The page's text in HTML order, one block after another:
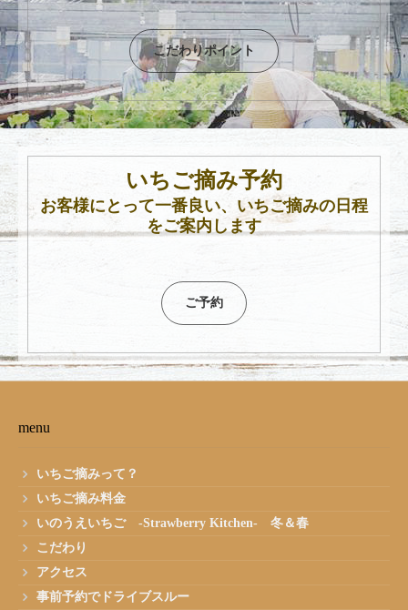
こだわりポイント
いちご摘み予約
お客様にとって一番良い、いちご摘みの日程
をご案内します
ご予約
menu
いちご摘みって？
いちご摘み料金
いのうえいちご -Strawberry Kitchen- 冬＆春
こだわり
アクセス
事前予約でドライブスルー